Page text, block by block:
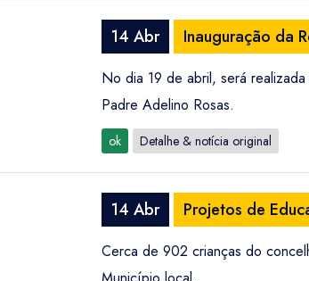
14 Abr Inauguração da
No dia 19 de abril, será
Padre Adelino Rosas.
ok Detalhe & notícia original
14 Abr Projetos de
Cerca de 902 crianças do